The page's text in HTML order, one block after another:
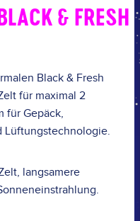
& FRESH
Black & Fresh
für maximal 2
für Gepäck,
Lüftungstechnologie.
langsamere